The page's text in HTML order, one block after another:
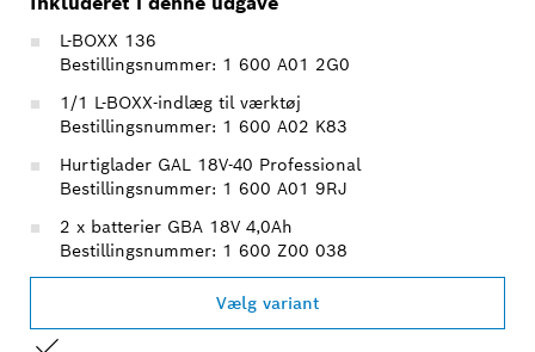
L-BOXX 136
Bestillingsnummer: 1 600 A01 2G0
1/1 L-BOXX-indlæg til værktøj
Bestillingsnummer: 1 600 A02 K83
Hurtiglader GAL 18V-40 Professional
Bestillingsnummer: 1 600 A01 9RJ
2 x batterier GBA 18V 4,0Ah
Bestillingsnummer: 1 600 Z00 038
Vælg variant